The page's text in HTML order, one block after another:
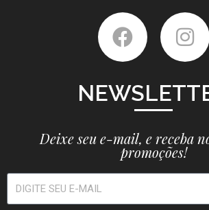
Deixe seu e-mail, e receba
promoções!